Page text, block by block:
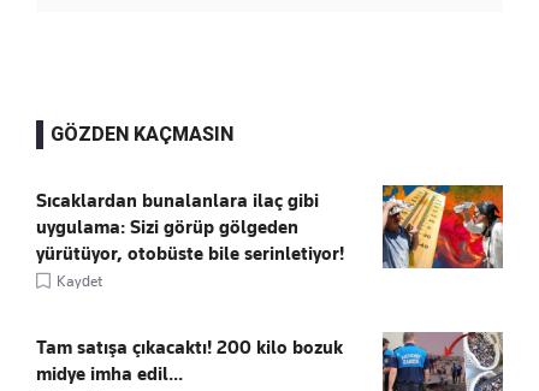
GÖZDEN KAÇMASIN
Sıcaklardan bunalanlara ilaç gibi
uygulama: Sizi görüp gölgeden
yürütüyor, otobüste bile serinletiyor!
Kaydet
Tam satışa çıkacaktı! 200 kilo bozuk
midye imha edil...